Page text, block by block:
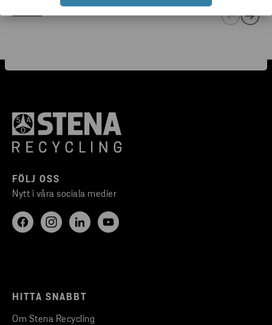
FÖLJ OSS
Nytt i våra sociala medier
HITTA SNABBT
Om Stena Recycling